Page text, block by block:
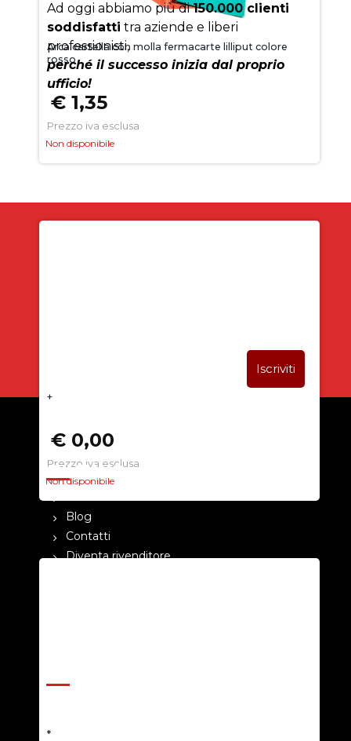
Arca cartella con molla fermacarte lilliput colore
rosso
€ 1,35
Prezzo iva esclusa
Non disponibile
+
€ 0,00
Prezzo iva esclusa
Non disponibile
*
Ad oggi abbiamo più di150.000 clienti
soddisfatti tra aziende e liberi
professionisti,
perché il successo inizia dal proprio
ufficio!
CHI SIAMO
Blog
Contatti
Diventa rivenditore